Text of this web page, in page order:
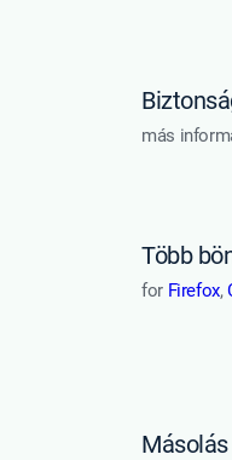
más
Több
for Firefox,